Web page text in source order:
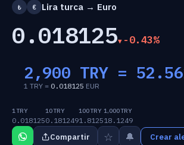
₺ € Lira turca → Euro
0.018125 -0.43%
2,900 TRY =
1 TRY = 0.018125 EUR
1 TRY
0.018125
10 TRY
0.181249
100 TRY
1.8125
1,000 TRY
18.1249
Compartir ☆ 🔔 Crear